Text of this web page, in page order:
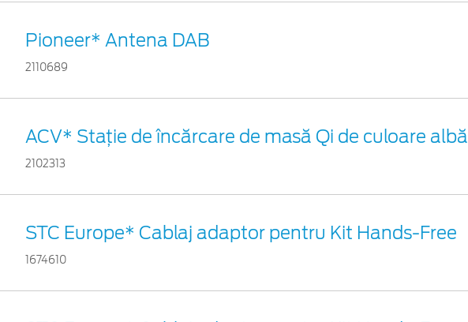
Pioneer* Antena DAB
2110689
ACV* Stație de încărcare de masă Qi de culoare albă
2102313
STC Europe* Cablaj adaptor pentru Kit Hands-Free
1674610